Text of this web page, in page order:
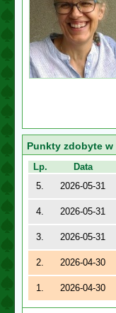
Punkty zdobyte w
Lp. Data
5.
2026-05-31
4.
2026-05-31
3.
2026-05-31
2.
2026-04-30
1.
2026-04-30